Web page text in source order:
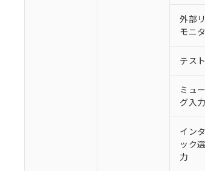
外部
モニ
テス
ミュ
グ入力
イン
ック
力
※
味